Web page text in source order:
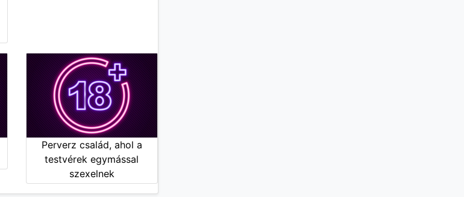
Perverz család, ahol a
testvérek egymással
szexelnek